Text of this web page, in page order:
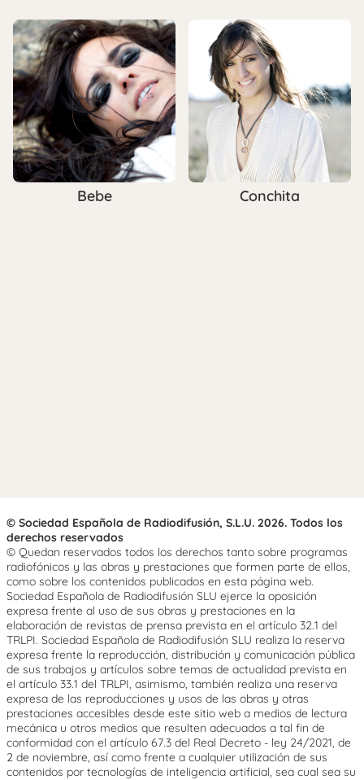
Bebe Conchita
© Sociedad Española de Radiodifusión, S.L.U. 2026. Todos los
derechos reservados
© Quedan reservados todos los derechos tanto sobre programas
radiofónicos y las obras y prestaciones que formen parte de ellos,
como sobre los contenidos publicados en esta página web.
Sociedad Española de Radiodifusión SLU ejerce la oposición
expresa frente al uso de sus obras y prestaciones en la
elaboración de revistas de prensa prevista en el artículo 32.1 del
TRLPI. Sociedad Española de Radiodifusión SLU realiza la reserva
expresa frente la reproducción, distribución y comunicación pública
de sus trabajos y artículos sobre temas de actualidad prevista en
el artículo 33.1 del TRLPI, asimismo, también realiza una reserva
expresa de las reproducciones y usos de las obras y otras
prestaciones accesibles desde este sitio web a medios de lectura
mecánica u otros medios que resulten adecuados a tal fin de
conformidad con el artículo 67.3 del Real Decreto - ley 24/2021, de
2 de noviembre, así como frente a cualquier utilización de sus
contenidos por tecnologías de inteligencia artificial, sea cual sea su